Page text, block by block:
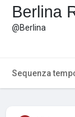
Berlina
@Berlina
Sequenza